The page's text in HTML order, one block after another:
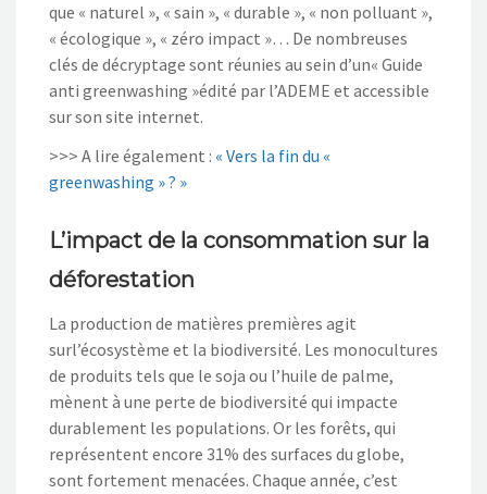
que « naturel », « sain », « durable », « non polluant »,
« écologique », « zéro impact »… De nombreuses
clés de décryptage sont réunies au sein d’un« Guide
anti greenwashing »édité par l’ADEME et accessible
sur son site internet.
>>> A lire également : « Vers la fin du «
greenwashing » ? »
L’impact de la consommation sur la
déforestation
La production de matières premières agit
surl’écosystème et la biodiversité. Les monocultures
de produits tels que le soja ou l’huile de palme,
mènent à une perte de biodiversité qui impacte
durablement les populations. Or les forêts, qui
représentent encore 31% des surfaces du globe,
sont fortement menacées. Chaque année, c’est